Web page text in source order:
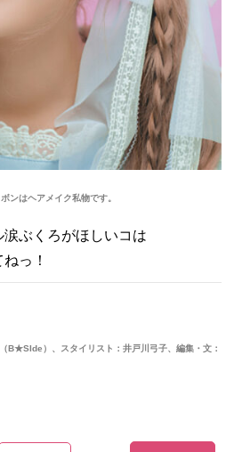
はヘアメイク私物です。
ぶくろがほしいコは
っ！
B★SIde）、スタイリスト：井戸川弓子、編集・文：